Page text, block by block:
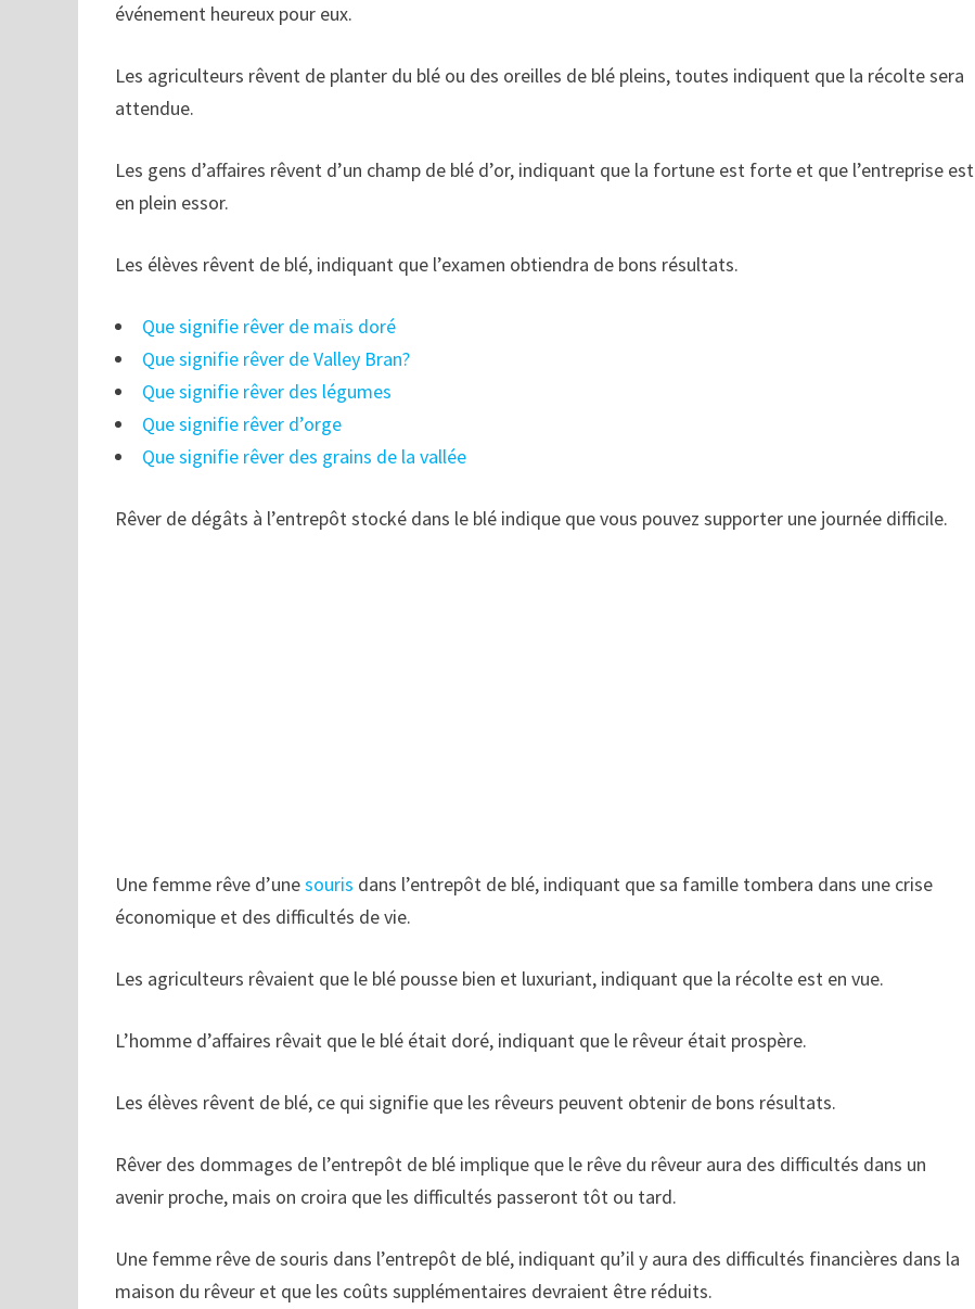
événement heureux pour eux.
Les agriculteurs rêvent de planter du blé ou des oreilles de blé pleins, toutes indiquent que la récolte sera
attendue.
Les gens d’affaires rêvent d’un champ de blé d’or, indiquant que la fortune est forte et que l’entreprise est
en plein essor.
Les élèves rêvent de blé, indiquant que l’examen obtiendra de bons résultats.
Que signifie rêver de maïs doré
Que signifie rêver de Valley Bran?
Que signifie rêver des légumes
Que signifie rêver d’orge
Que signifie rêver des grains de la vallée
Rêver de dégâts à l’entrepôt stocké dans le blé indique que vous pouvez supporter une journée difficile.
Une femme rêve d’unesouris dans l’entrepôt de blé, indiquant que sa famille tombera dans une crise
économique et des difficultés de vie.
Les agriculteurs rêvaient que le blé pousse bien et luxuriant, indiquant que la récolte est en vue.
L’homme d’affaires rêvait que le blé était doré, indiquant que le rêveur était prospère.
Les élèves rêvent de blé, ce qui signifie que les rêveurs peuvent obtenir de bons résultats.
Rêver des dommages de l’entrepôt de blé implique que le rêve du rêveur aura des difficultés dans un
avenir proche, mais on croira que les difficultés passeront tôt ou tard.
Une femme rêve de souris dans l’entrepôt de blé, indiquant qu’il y aura des difficultés financières dans la
maison du rêveur et que les coûts supplémentaires devraient être réduits.